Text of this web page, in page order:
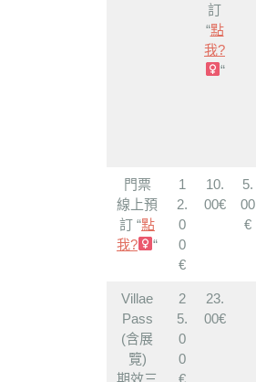
訂
“點
我?‍
“
門票
線上預
訂 “點
我?‍
“
1
2.
0
0
€
10.
00€
5.
00
€
Villae
Pass
(含展
覽)
期效三
2
5.
0
0
€
23.
00€